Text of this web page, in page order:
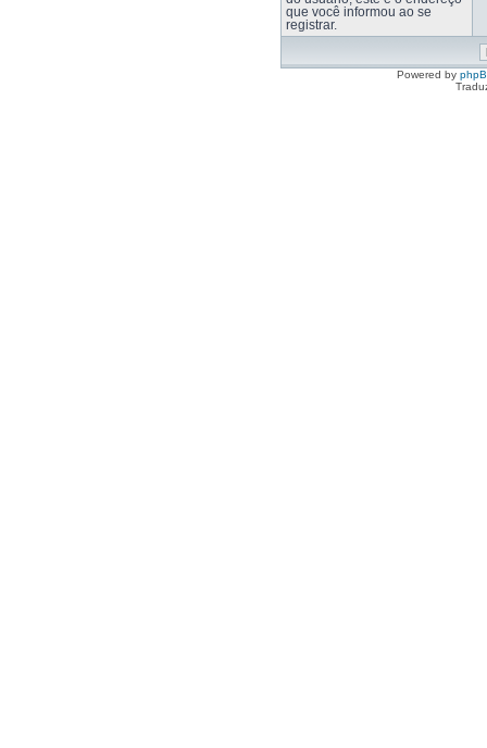
que você informou ao se
registrar.
Powered by